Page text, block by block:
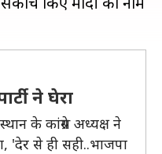
ने घेरा
के कांग्रेस अध्यक्ष ने
'देर से ही सही..भाजपा